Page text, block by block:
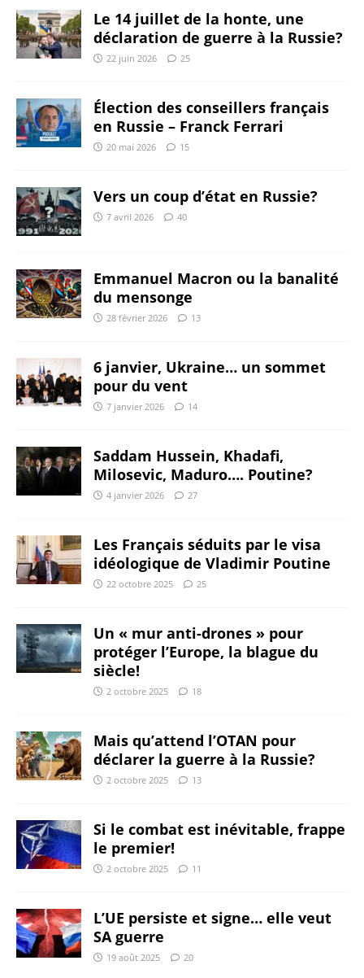
Le 14 juillet de la honte, une
déclaration de guerre à la Russie?
22 juin 2026 25
Élection des conseillers français
en Russie – Franck Ferrari
20 mai 2026 15
Vers un coup d’état en Russie?
7 avril 2026 40
Emmanuel Macron ou la banalité
du mensonge
28 février 2026 13
6 janvier, Ukraine… un sommet
pour du vent
7 janvier 2026 14
Saddam Hussein, Khadafi,
Milosevic, Maduro…. Poutine?
4 janvier 2026 27
Les Français séduits par le visa
idéologique de Vladimir Poutine
22 octobre 2025 25
Un « mur anti-drones » pour
protéger l’Europe, la blague du
siècle!
2 octobre 2025 18
Mais qu’attend l’OTAN pour
déclarer la guerre à la Russie?
2 octobre 2025 13
Si le combat est inévitable, frappe
le premier!
2 octobre 2025 11
L’UE persiste et signe… elle veut
SA guerre
19 août 2025 20